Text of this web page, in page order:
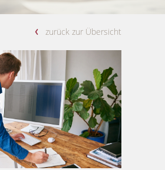
zurück zur Übersicht